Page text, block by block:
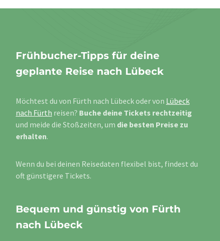
Frühbucher-Tipps für deine
geplante Reise nach Lübeck
Möchtest du von Fürth nach Lübeck oder von Lübeck
nach Fürth reisen? Buche deine Tickets rechtzeitig
und meide die Stoßzeiten, um die besten Preise zu
erhalten.
Wenn du bei deinen Reisedaten flexibel bist, findest du
oft günstigere Tickets.
Bequem und günstig von Fürth
nach Lübeck